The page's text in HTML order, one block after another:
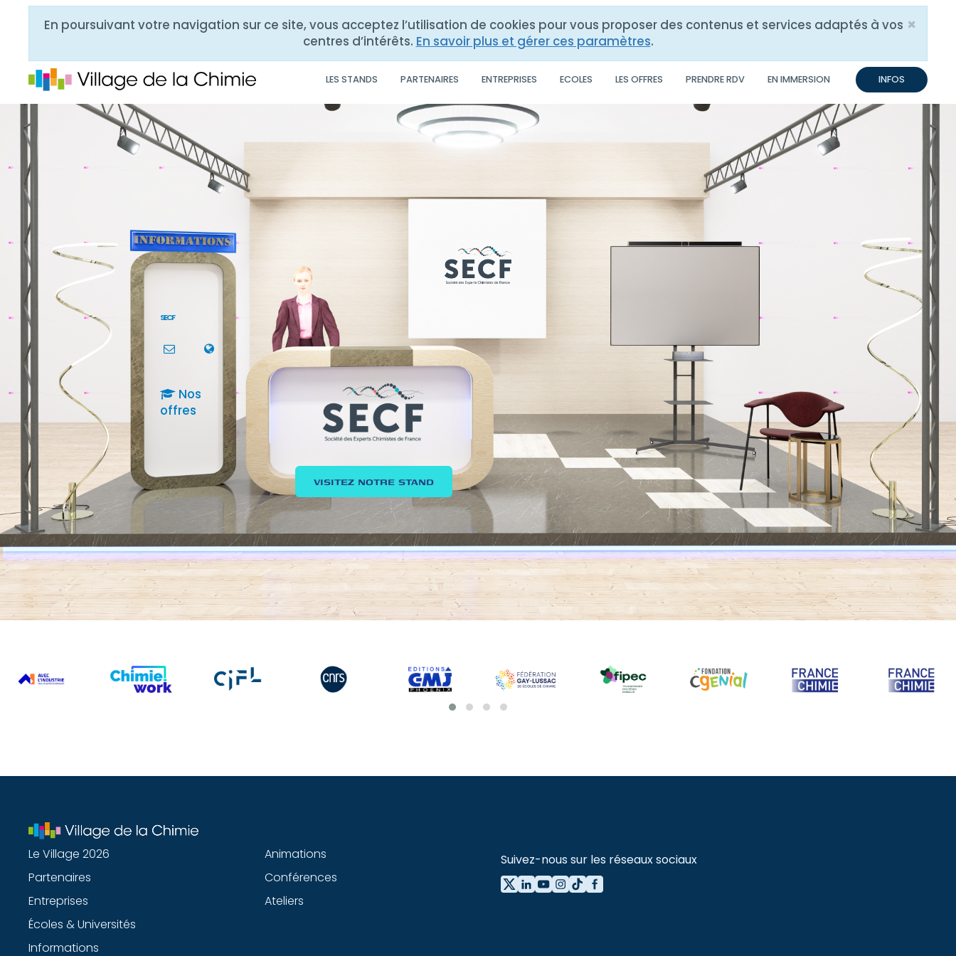
×
En poursuivant votre navigation sur ce site, vous acceptez l’utilisation de cookies pour vous proposer des contenus et services adaptés à vos
centres d’intérêts. En savoir plus et gérer ces paramètres.
LES STANDS PARTENAIRES ENTREPRISES ECOLES LES OFFRES PRENDRE RDV EN IMMERSION INFOS
VISITEZ NOTRE STAND
SECF
Nos
offres
Le Village 2026
Partenaires
Entreprises
Écoles & Universités
Informations
Animations
Conférences
Ateliers
Suivez-nous sur les réseaux sociaux